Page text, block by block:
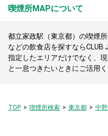
喫煙所MAPについて
都立家政駅（東京都）の喫煙
などの飲食店を探すならCLUB
指定したエリアだけでなく、
と一息つきたいときにご活用く
TOP 喫煙所検索 東京都 中